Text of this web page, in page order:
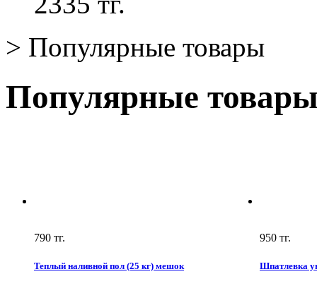
> Популярные товары
Популярные
790 тг.
Теплый наливной пол (25 кг) мешок
950 тг.
Шпатлевка